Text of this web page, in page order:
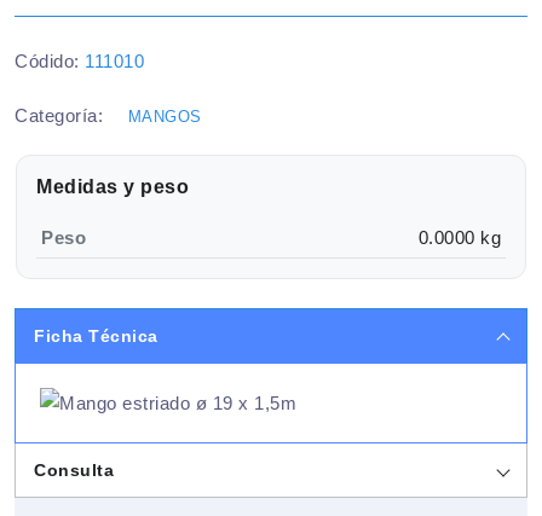
Códido: 111010
Categoría: MANGOS
Medidas y peso
Peso 0.0000 kg
Ficha Técnica
Consulta